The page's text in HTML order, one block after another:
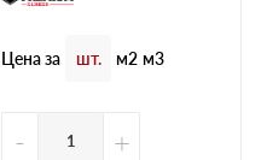
Цена за шт. м2 м3
- +